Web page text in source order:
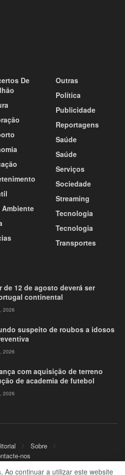
De
Ambiente
Outras
Política
Publicidade
Reportagens
Saúde
Saúde
Serviços
Sociedade
Streaming
Tecnologia
Tecnologia
Transportes
de 12 de agosto deverá ser
continental
2026
suspeito de roubos a idosos
2026
com aquisição de terreno
de academia de futebol
2026
Sobre
nos
Ao continuar a utilizar este website